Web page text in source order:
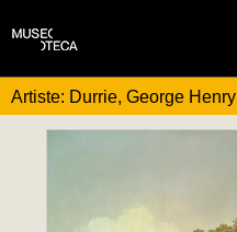
Artiste: Durrie, George Henry